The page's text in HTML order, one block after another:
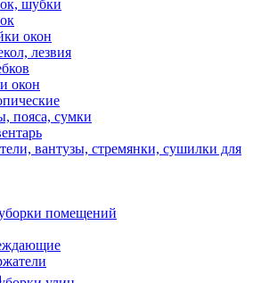
шубки
окон
лезвия
окон
пояса, сумки
вантузы, стремянки, сушилки для
помещений